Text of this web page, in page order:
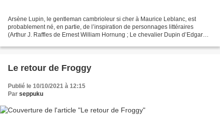
Arsène Lupin, le gentleman cambrioleur si cher à Maurice Leblanc, est
probablement né, en partie, de l’inspiration de personnages littéraires
(Arthur J. Raffles de Ernest William Hornung ; Le chevalier Dupin d’Edgar
Le retour de Froggy
Publié le 10/10/2021 à 12:15
Par seppuku